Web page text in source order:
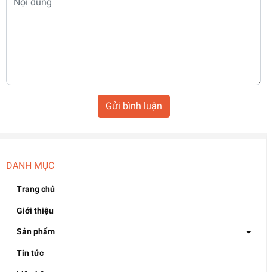
DANH MỤC
Trang chủ
Giới thiệu
Sản phẩm
Tin tức
Gửi bình luận